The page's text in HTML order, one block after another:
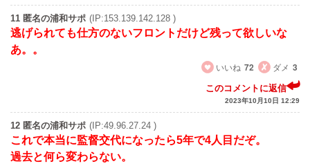
11 匿名の浦和サポ (IP:153.139.142.128 )
逃げられても仕方のないフロントだけど残って欲しいな
あ。。
いいね 72 ダメ 3
このコメントに返信
2023年10月10日 12:29
12 匿名の浦和サポ (IP:49.96.27.24 )
これで本当に監督交代になったら5年で4人目だぞ。
過去と何ら変わらない。